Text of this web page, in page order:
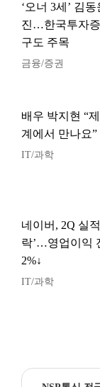
‘오너 3세’ 김
진…한국투자증
구도 주목
금융/증권
배우 박지현 “
계에서 만나요”
IT/과학
네이버, 2Q 실
락’…영업이익
2%↓
IT/과학